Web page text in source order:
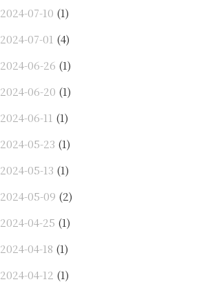
2024-07-10 (1)
2024-07-01 (4)
2024-06-26 (1)
2024-06-20 (1)
2024-06-11 (1)
2024-05-23 (1)
2024-05-13 (1)
2024-05-09 (2)
2024-04-25 (1)
2024-04-18 (1)
2024-04-12 (1)